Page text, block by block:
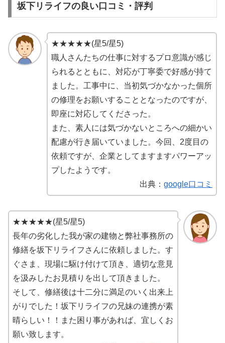
坂下リライフの良い口コミ・評判
★★★★★(星5/星5)
職人さんたちの仕事に対するプロ意識が感じ
られるとともに、対応が丁寧委で好感が持て
ました。工事中に、当初気づかなかった個所
の修理をお願いすることとなったのですが、
即座に対応してくださった。
また、素人には気づかないところへの細かい
配慮が行き届いていました。今回、2度目の
依頼ですが、企業としてますますパワーアッ
プしたようです。
出典： google口コミ
★★★★★(星5/星5)
長年の劣化した我が家の建物と弊社事務所の
修繕を坂下リライフさんに依頼しました。す
ぐさま、現場に駆け付けて頂き、適切な意見
を汲みしたお見積りを出して頂きました。
そして、修繕後は十二分に満足のいく出来上
がりでした！坂下リライフの兄妹の連携が素
晴らしい！！また困り事があれば、宜しくお
願い致します。